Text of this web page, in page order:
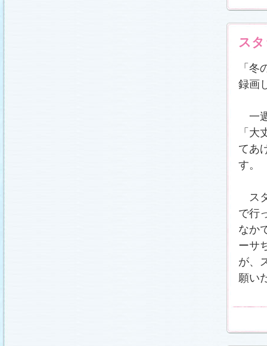
ス
「
録画
一
「
てあ
す。
ス
で行
なか
ーサ
が、
願い